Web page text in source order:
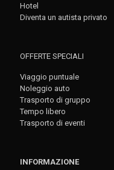
Hotel
Diventa un autista privato
OFFERTE SPECIALI
Viaggio puntuale
Noleggio auto
Trasporto di gruppo
Tempo libero
Trasporto di eventi
INFORMAZIONE